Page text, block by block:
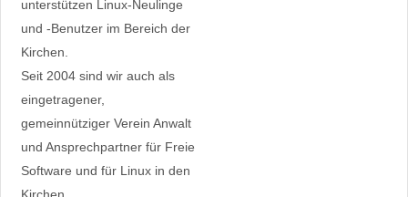
unterstützen Linux-Neulinge
und -Benutzer im Bereich der
Kirchen.
Seit 2004 sind wir auch als
eingetragener,
gemeinnütziger Verein Anwalt
und Ansprechpartner für Freie
Software und für Linux in den